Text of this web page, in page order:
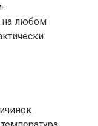
на любом